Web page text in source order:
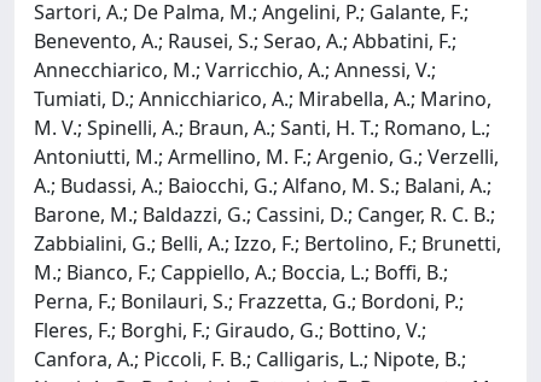
Sartori, A.; De Palma, M.; Angelini, P.; Galante, F.;
Benevento, A.; Rausei, S.; Serao, A.; Abbatini, F.;
Annecchiarico, M.; Varricchio, A.; Annessi, V.;
Tumiati, D.; Annicchiarico, A.; Mirabella, A.; Marino,
M. V.; Spinelli, A.; Braun, A.; Santi, H. T.; Romano, L.;
Antoniutti, M.; Armellino, M. F.; Argenio, G.; Verzelli,
A.; Budassi, A.; Baiocchi, G.; Alfano, M. S.; Balani, A.;
Barone, M.; Baldazzi, G.; Cassini, D.; Canger, R. C. B.;
Zabbialini, G.; Belli, A.; Izzo, F.; Bertolino, F.; Brunetti,
M.; Bianco, F.; Cappiello, A.; Boccia, L.; Boffi, B.;
Perna, F.; Bonilauri, S.; Frazzetta, G.; Bordoni, P.;
Fleres, F.; Borghi, F.; Giraudo, G.; Bottino, V.;
Canfora, A.; Piccoli, F. B.; Calligaris, L.; Nipote, B.;